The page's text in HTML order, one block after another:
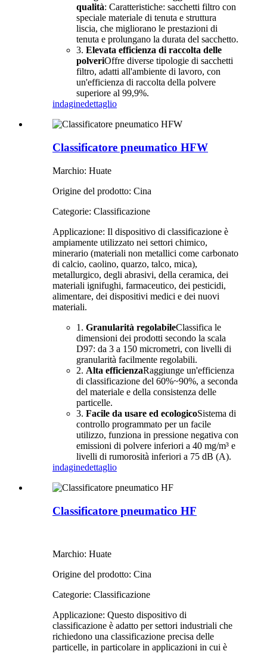
qualità: Caratteristiche: sacchetti filtro con
speciale materiale di tenuta e struttura
liscia, che migliorano le prestazioni di
tenuta e prolungano la durata del sacchetto.
3. Elevata efficienza di raccolta delle
polveriOffre diverse tipologie di sacchetti
filtro, adatti all'ambiente di lavoro, con
un'efficienza di raccolta della polvere
superiore al 99,9%.
indaginedettaglio
Classificatore pneumatico HFW
Marchio: Huate
Origine del prodotto: Cina
Categorie: Classificazione
Applicazione: Il dispositivo di classificazione è
ampiamente utilizzato nei settori chimico,
minerario (materiali non metallici come carbonato
di calcio, caolino, quarzo, talco, mica),
metallurgico, degli abrasivi, della ceramica, dei
materiali ignifughi, farmaceutico, dei pesticidi,
alimentare, dei dispositivi medici e dei nuovi
materiali.
1. Granularità regolabileClassifica le
dimensioni dei prodotti secondo la scala
D97: da 3 a 150 micrometri, con livelli di
granularità facilmente regolabili.
2. Alta efficienzaRaggiunge un'efficienza
di classificazione del 60%~90%, a seconda
del materiale e della consistenza delle
particelle.
3. Facile da usare ed ecologicoSistema di
controllo programmato per un facile
utilizzo, funziona in pressione negativa con
emissioni di polvere inferiori a 40 mg/m³ e
livelli di rumorosità inferiori a 75 dB (A).
indaginedettaglio
Classificatore pneumatico HF
Marchio: Huate
Origine del prodotto: Cina
Categorie: Classificazione
Applicazione: Questo dispositivo di
classificazione è adatto per settori industriali che
richiedono una classificazione precisa delle
particelle, in particolare in applicazioni in cui è